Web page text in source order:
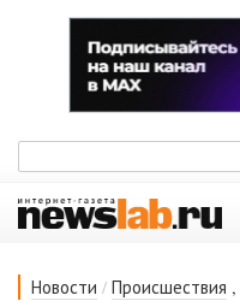
Новости / Происшествия ,